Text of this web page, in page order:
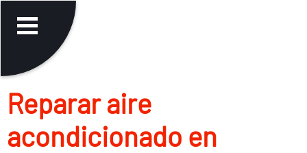
Reparar aire
acondicionado en